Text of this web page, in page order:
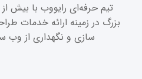
بزرگ در زمینه ارائه خدمات
سازی و نگهداری از وب